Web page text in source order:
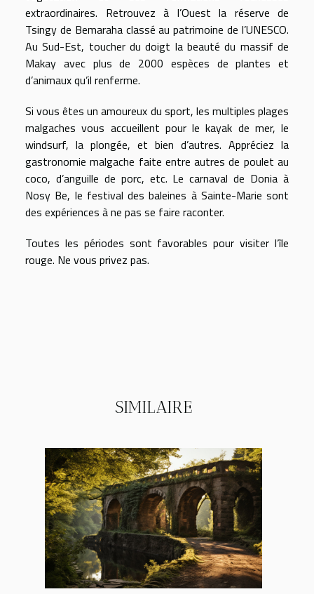
extraordinaires. Retrouvez à l’Ouest la réserve de
Tsingy de Bemaraha classé au patrimoine de l’UNESCO.
Au Sud-Est, toucher du doigt la beauté du massif de
Makay avec plus de 2000 espèces de plantes et
d’animaux qu’il renferme.
Si vous êtes un amoureux du sport, les multiples plages
malgaches vous accueillent pour le kayak de mer, le
windsurf, la plongée, et bien d’autres. Appréciez la
gastronomie malgache faite entre autres de poulet au
coco, d’anguille de porc, etc. Le carnaval de Donia à
Nosy Be, le festival des baleines à Sainte-Marie sont
des expériences à ne pas se faire raconter.
Toutes les périodes sont favorables pour visiter l’île
rouge. Ne vous privez pas.
SIMILAIRE